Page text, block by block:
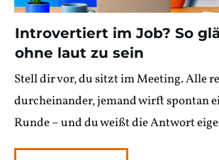
Introvertiert im Job? So
ohne laut zu sein
Stell dir vor, du sitzt im Meeting. Alle
durcheinander, jemand wirft spontan
Runde – und du weißt die Antwort